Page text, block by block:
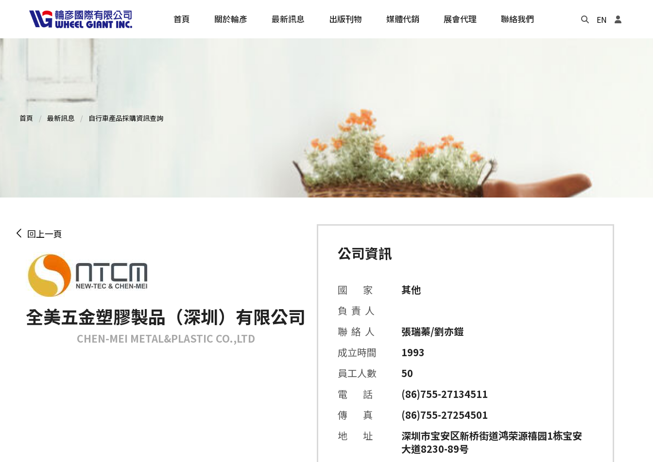
首頁 關於輪彥 最新訊息 出版刊物
戶外探索 Outside
主題書籍
媒體代銷 展會代理 聯絡我們 EN
首頁 最新訊息 自行車產品採購資訊查詢
回上一頁
全美五金塑膠製品（深圳）有限公司
CHEN-MEI METAL&PLASTIC CO.,LTD
公司資訊
國 家
其他
負 責 人
聯 絡 人
張瑞蓁/劉亦鎧
成立時間
1993
員工人數
50
電 話
(86)755-27134511
傳 真
(86)755-27254501
地 址
深圳市宝安区新桥街道鸿荣源禧园1栋宝安
大道8230-89号